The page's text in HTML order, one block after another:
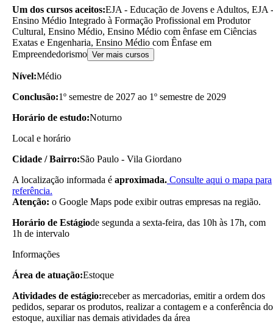
Um dos cursos aceitos:EJA - Educação de Jovens e Adultos, EJA -
Ensino Médio Integrado à Formação Profissional em Produtor
Cultural, Ensino Médio, Ensino Médio com ênfase em Ciências
Exatas e Engenharia, Ensino Médio com Ênfase em
Empreendedorismo Ver mais cursos
Nível:Médio
Conclusão:1º semestre de 2027 ao 1º semestre de 2029
Horário de estudo:Noturno
Local e horário
Cidade / Bairro:São Paulo - Vila Giordano
A localização informada é aproximada. Consulte aqui o mapa para
referência.
Atenção: o Google Maps pode exibir outras empresas na região.
Horário de Estágiode segunda a sexta-feira, das 10h às 17h, com
1h de intervalo
Informações
Área de atuação:Estoque
Atividades de estágio:receber as mercadorias, emitir a ordem dos
pedidos, separar os produtos, realizar a contagem e a conferência do
estoque, auxiliar nas demais atividades da área